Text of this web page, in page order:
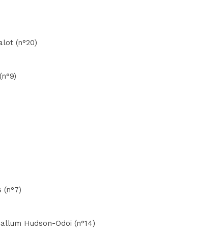
(n°20)
(n°7)
Hudson-Odoi (n°14)